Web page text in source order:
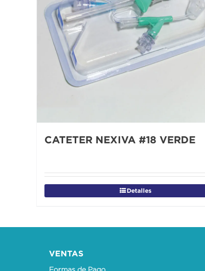
CATETER NEXIVA #18 VERDE
Detalles
VENTAS
Formas de Pago